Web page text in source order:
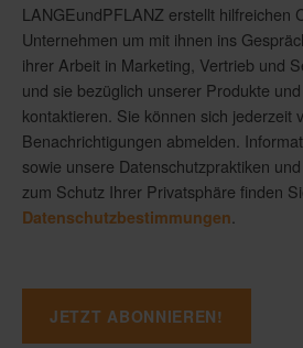
LANGEundPFLANZ erstellt hilfreichen
Unternehmen um mit ihnen ins
ihrer Arbeit in Marketing, Vertrieb und
und sie bezüglich unserer Produkte
kontaktieren. Sie können sich jederzeit
Benachrichtigungen abmelden.
sowie unsere Datenschutzpraktiken
zum Schutz Ihrer Privatsphäre finden
Datenschutzbestimmungen